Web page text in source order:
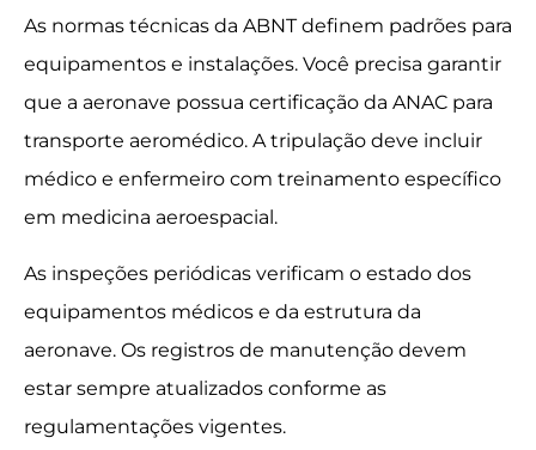
As normas técnicas da ABNT definem padrões para
equipamentos e instalações. Você precisa garantir
que a aeronave possua certificação da ANAC para
transporte aeromédico. A tripulação deve incluir
médico e enfermeiro com treinamento específico
em medicina aeroespacial.
As inspeções periódicas verificam o estado dos
equipamentos médicos e da estrutura da
aeronave. Os registros de manutenção devem
estar sempre atualizados conforme as
regulamentações vigentes.